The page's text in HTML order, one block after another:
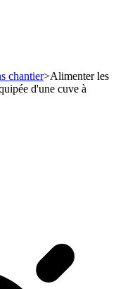
chantier>Alimenter les
d'une cuve à